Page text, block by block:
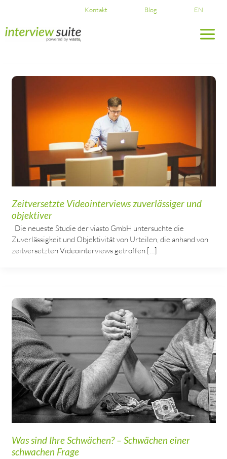
content
Kontakt Blog EN
Zeitversetzte Videointerviews zuverlässiger und
objektiver
Die neueste Studie der viasto GmbH untersuchte die
Zuverlässigkeit und Objektivität von Urteilen, die anhand von
zeitversetzten Videointerviews getroffen […]
Was sind Ihre Schwächen? – Schwächen einer
schwachen Frage